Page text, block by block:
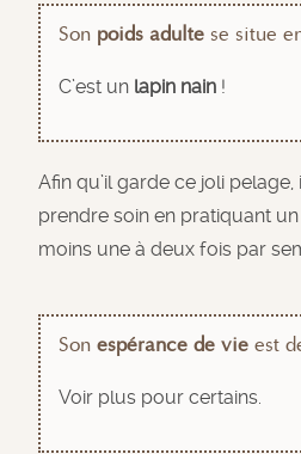
Son poids adulte se situe
C’est un lapin nain !
Afin qu’il garde ce joli pelage,
prendre soin en pratiquant un
moins une à deux fois par
Son espérance de vie est
Voir plus pour certains.